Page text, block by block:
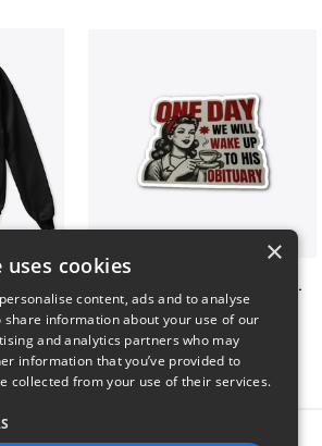
ONE DAY WE WILL WAKE UP TO HIS OBITUARY
$10
×
cookies
content, ads and to analyse
information about your use of our
and analytics partners who may
information that you’ve provided to
collected from your use of their services.